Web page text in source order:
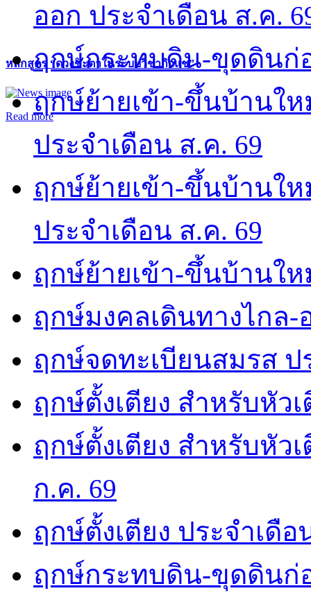
หลักสูตร “ดวงชะตาในระบบวิชากิวแช”
Read more
ออก ประจำเดือน ส.ค.
ฤกษ์กระทบดิน-ขุดดินก่
ฤกษ์ย้ายเข้า-ขึ้นบ้านใ
ประจำเดือน ส.ค. 69
ฤกษ์ย้ายเข้า-ขึ้นบ้านใ
ประจำเดือน ส.ค. 69
ฤกษ์ย้ายเข้า-ขึ้นบ้านให
ฤกษ์มงคลเดินทางไกล-
ฤกษ์จดทะเบียนสมรส ป
ฤกษ์ตั้งเตียง สำหรับหัว
ฤกษ์ตั้งเตียง สำหรับหัว
ก.ค. 69
ฤกษ์ตั้งเตียง ประจำเดือ
ฤกษ์กระทบดิน-ขุดดินก่